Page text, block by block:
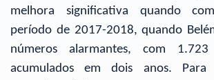
melhora significativa quando
período de 2017-2018, quando
números alarmantes, com 1.723
acumulados em dois anos. Para